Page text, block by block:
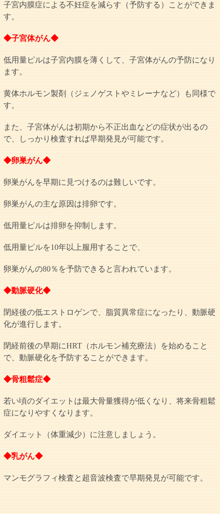
子宮内膜症による不妊症を減らす（予防する）ことができま
す。
◆子宮体がん◆
低用量ピルは子宮内膜を薄くして、子宮体がんの予防になり
ます。
黄体ホルモン製剤（ジェノゲストやミレーナなど）も同様で
す。
また、子宮体がんは初期から不正出血などの症状が出るの
で、しっかり検査すれば早期発見が可能です。
◆卵巣がん◆
卵巣がんを早期に見つけるのは難しいです。
卵巣がんの主な原因は排卵です。
低用量ピルは排卵を抑制します。
低用量ピルを10年以上服用することで、
卵巣がんの80％を予防できると言われています。
◆動脈硬化◆
閉経後の低エストロゲンで、脂質異常症になったり、動脈硬
化が進行します。
閉経前後の早期にHRT（ホルモン補充療法）を始めること
で、動脈硬化を予防することができます。
◆骨粗鬆症◆
若い頃のダイエットは最大骨量獲得が低くなり、将来骨粗鬆
症になりやすくなります。
ダイエット（体重減少）に注意しましょう。
◆乳がん◆
マンモグラフィ検査と超音波検査で早期発見が可能です。